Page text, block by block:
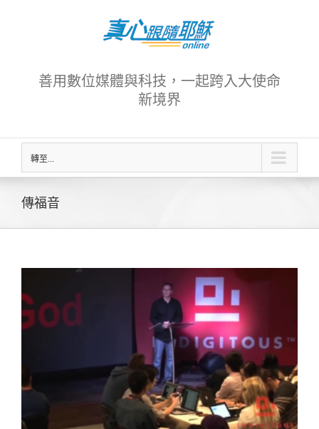
善用數位媒體與科技，一起跨入大使命
新境界
轉至...
傳福音